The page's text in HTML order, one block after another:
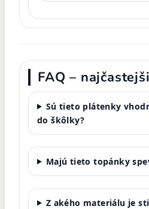
FAQ –
Sú tieto plátenky
do škôlky?
Majú tieto topánky
Z akého materiálu je